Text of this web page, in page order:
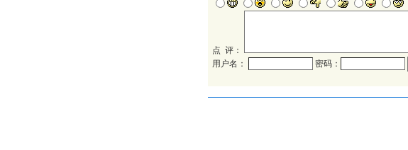
点 评：
用户名：
密码：